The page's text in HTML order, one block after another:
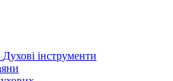
Духові інструменти